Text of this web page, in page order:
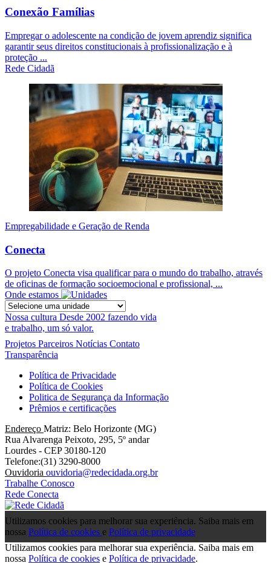
Conexão Famílias
Empregar o adolescente na condição de jovem aprendiz significa
garantir seus direitos constitucionais à profissionalização e à
proteção ...
Rede Cidadã
Empregabilidade e Geração de Renda
Conecta
O projeto Conecta visa qualificar para o mundo do trabalho, através
de oficinas de formação socioemocional e profissional, ...
Onde estamos
Nossa cultura Desde 2002 fazendo vida
e trabalho, um só valor.
Projetos Parceiros Notícias Contato
Transparência
Política de Privacidade
Política de Cookies
Politica de Segurança da Informação
Prêmios e certificações
Endereço Matriz: Belo Horizonte (MG)
Rua Alvarenga Peixoto, 295, 5º andar
Lourdes - CEP 30180-120
Telefone:(31) 3290-8000
Ouvidoria ouvidoria@redecidada.org.br
Trabalhe Conosco
Rede Conecta
Utilizamos cookies para melhorar sua experiência. Saiba mais em
nossa Política de cookies e Política de privacidade
Utilizamos cookies para melhorar sua experiência. Saiba mais em
nossa Política de cookies e Política de privacidade.